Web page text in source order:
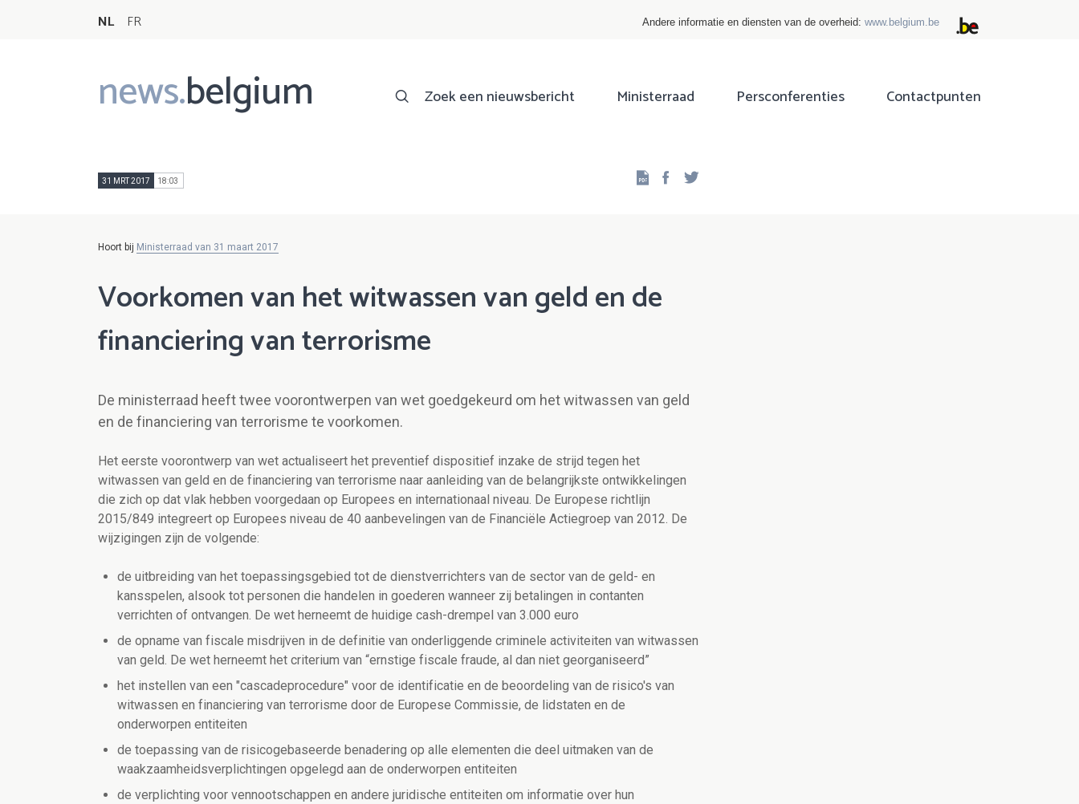
NL FR Andere informatie en diensten van de overheid: www.belgium.be
news.belgium
Main
navigation
Zoek een nieuwsbericht Ministerraad Persconferenties Contactpunten
31 MRT 2017 18:03 Facebook
Hoort bij Ministerraad van 31 maart 2017
Voorkomen van het witwassen van geld en de
financiering van terrorisme
De ministerraad heeft twee voorontwerpen van wet goedgekeurd om het witwassen van geld
en de financiering van terrorisme te voorkomen.
Het eerste voorontwerp van wet actualiseert het preventief dispositief inzake de strijd tegen het
witwassen van geld en de financiering van terrorisme naar aanleiding van de belangrijkste ontwikkelingen
die zich op dat vlak hebben voorgedaan op Europees en internationaal niveau. De Europese richtlijn
2015/849 integreert op Europees niveau de 40 aanbevelingen van de Financiële Actiegroep van 2012. De
wijzigingen zijn de volgende:
de uitbreiding van het toepassingsgebied tot de dienstverrichters van de sector van de geld- en
kansspelen, alsook tot personen die handelen in goederen wanneer zij betalingen in contanten
verrichten of ontvangen. De wet herneemt de huidige cash-drempel van 3.000 euro
de opname van fiscale misdrijven in de definitie van onderliggende criminele activiteiten van witwassen
van geld. De wet herneemt het criterium van “ernstige fiscale fraude, al dan niet georganiseerd”
het instellen van een "cascadeprocedure" voor de identificatie en de beoordeling van de risico's van
witwassen en financiering van terrorisme door de Europese Commissie, de lidstaten en de
onderworpen entiteiten
de toepassing van de risicogebaseerde benadering op alle elementen die deel uitmaken van de
waakzaamheidsverplichtingen opgelegd aan de onderworpen entiteiten
de verplichting voor vennootschappen en andere juridische entiteiten om informatie over hun